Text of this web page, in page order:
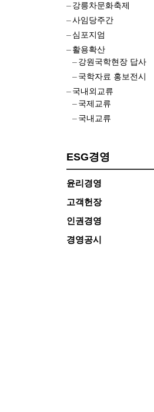
강릉차문화축제
사임당주간
심포지엄
활용확산
강원국학현장 답사
국학자료 홍보전시
국내외교류
국제교류
국내교류
ESG경영
윤리경영
고객헌장
인권경영
경영공시